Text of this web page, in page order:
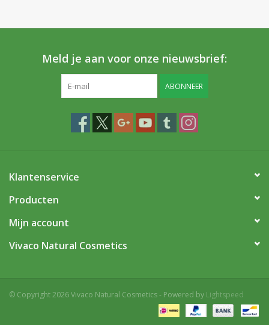
Meld je aan voor onze nieuwsbrief:
ABONNEER
Klantenservice
Producten
Mijn account
Vivaco Natural Cosmetics
© Copyright 2026 Vivaco Natural Cosmetics - Powered by Lightspeed